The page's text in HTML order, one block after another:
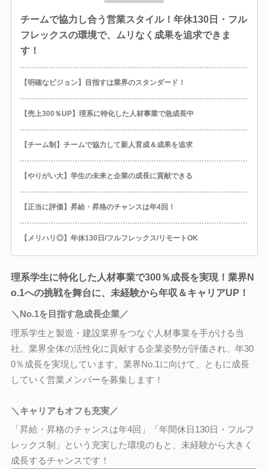
チームで協力し合う営業スタイル！年休130日・フル
フレックスの環境で、ムリなく成果を追求できま
す！
【明確なビジョン】目指すは業界のスタンダード！
【売上300％UP】理系に特化した人材事業で急成長中
【チーム制】チームで協力して新人育成＆成果を追求
【やりがい大】学生の未来と企業の成長に貢献できる
【正当に評価】昇給・昇格のチャンスは年4回！
【メリハリ◎】年休130日/フルフレックス/リモートOK
理系学生に特化した人材事業で300％成長を実現！業界N
o.1への挑戦を舞台に、未経験から年収＆キャリアUP！
＼No.1を目指す急成長企業／
理系学生と製造・建設業界をつなぐ人材事業を手がける当
社。業界全体の活性化に貢献する企業姿勢が評価され、年30
0％成長を実現しています。業界No.1に向けて、ともに成長
していく営業メンバーを募集します！
＼キャリアもオフも充実／
「昇給・昇格のチャンスは年4回」「年間休日130日・フルフ
レックス制」という充実した環境のもと、未経験から大きく
成長するチャンスです！